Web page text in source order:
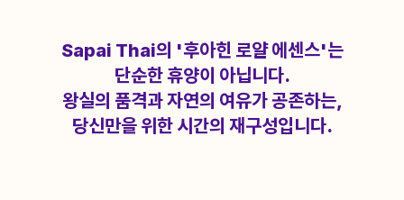
Sapai Thai의 '후아힌 로얄 에센스'는
단순한 휴양이 아닙니다.
왕실의 품격과 자연의 여유가 공존하는,
당신만을 위한 시간의 재구성입니다.